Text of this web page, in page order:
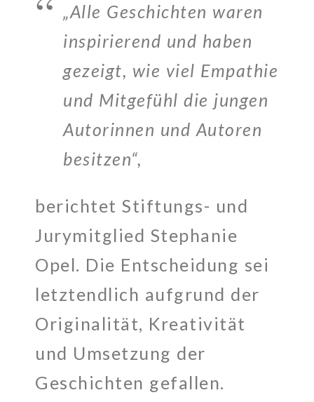
„Alle Geschichten waren
inspirierend und haben
gezeigt, wie viel Empathie
und Mitgefühl die jungen
Autorinnen und Autoren
besitzen“,
berichtet Stiftungs- und
Jurymitglied Stephanie
Opel. Die Entscheidung sei
letztendlich aufgrund der
Originalität, Kreativität
und Umsetzung der
Geschichten gefallen.